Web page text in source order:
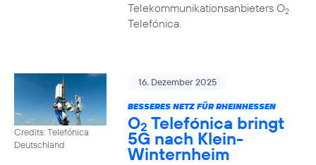
Telekommunikationsanbieters O2
Telefónica.
Credits: Telefónica
Deutschland
16. Dezember 2025
BESSERES NETZ FÜR RHEINHESSEN
O2 Telefónica bringt
5G nach Klein-
Winternheim